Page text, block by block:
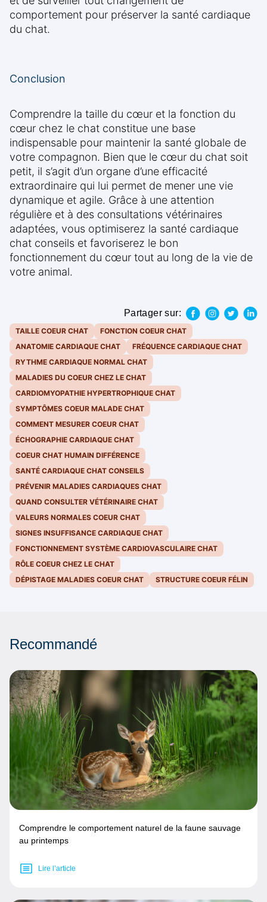
comportement pour préserver la santé cardiaque
du chat.
Conclusion
Comprendre la taille du cœur et la fonction du
cœur chez le chat constitue une base
indispensable pour maintenir la santé globale de
votre compagnon. Bien que le cœur du chat soit
petit, il s’agit d’un organe d’une efficacité
extraordinaire qui lui permet de mener une vie
dynamique et agile. Grâce à une attention
régulière et à des consultations vétérinaires
adaptées, vous optimiserez la santé cardiaque
chat conseils et favoriserez le bon
fonctionnement du cœur tout au long de la vie de
votre animal.
Partager sur:
TAILLE COEUR CHAT
FONCTION COEUR CHAT
ANATOMIE CARDIAQUE CHAT
FRÉQUENCE CARDIAQUE CHAT
RYTHME CARDIAQUE NORMAL CHAT
MALADIES DU COEUR CHEZ LE CHAT
CARDIOMYOPATHIE HYPERTROPHIQUE CHAT
SYMPTÔMES COEUR MALADE CHAT
COMMENT MESURER COEUR CHAT
ÉCHOGRAPHIE CARDIAQUE CHAT
COEUR CHAT HUMAIN DIFFÉRENCE
SANTÉ CARDIAQUE CHAT CONSEILS
PRÉVENIR MALADIES CARDIAQUES CHAT
QUAND CONSULTER VÉTÉRINAIRE CHAT
VALEURS NORMALES COEUR CHAT
SIGNES INSUFFISANCE CARDIAQUE CHAT
FONCTIONNEMENT SYSTÈME CARDIOVASCULAIRE CHAT
RÔLE COEUR CHEZ LE CHAT
DÉPISTAGE MALADIES COEUR CHAT
STRUCTURE COEUR FÉLIN
Recommandé
Comprendre le comportement naturel de la faune sauvage
au printemps
Lire l’article